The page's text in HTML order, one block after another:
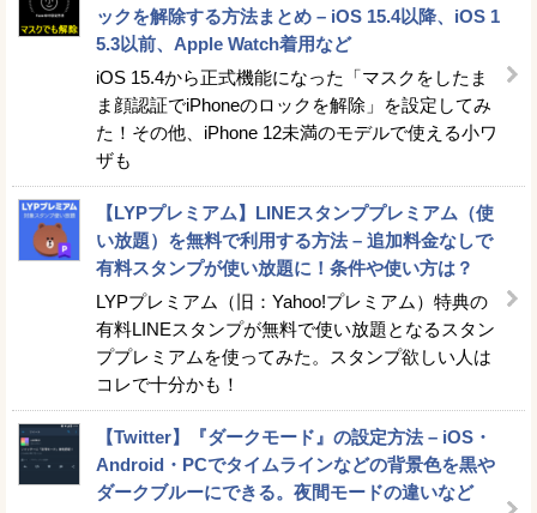
ックを解除する方法まとめ – iOS 15.4以降、iOS 1
5.3以前、Apple Watch着用など
iOS 15.4から正式機能になった「マスクをしたま
ま顔認証でiPhoneのロックを解除」を設定してみ
た！その他、iPhone 12未満のモデルで使える小ワ
ザも
【LYPプレミアム】LINEスタンププレミアム（使
い放題）を無料で利用する方法 – 追加料金なしで
有料スタンプが使い放題に！条件や使い方は？
LYPプレミアム（旧：Yahoo!プレミアム）特典の
有料LINEスタンプが無料で使い放題となるスタン
ププレミアムを使ってみた。スタンプ欲しい人は
コレで十分かも！
【Twitter】『ダークモード』の設定方法 – iOS・
Android・PCでタイムラインなどの背景色を黒や
ダークブルーにできる。夜間モードの違いなど